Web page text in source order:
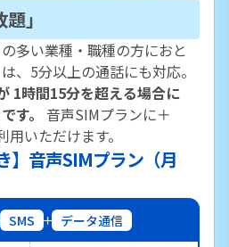
」
多い業種・職種の方におと
、5分以上の通話にも対応。
1時間15分を超える場合に
す。
音声SIMプランに＋
いただけます。
】音声SIMプラン（月
SMS データ通信